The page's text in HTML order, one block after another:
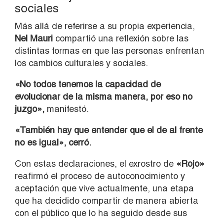
sociales
Más allá de referirse a su propia experiencia,
Nel Mauri compartió una reflexión sobre las
distintas formas en que las personas enfrentan
los cambios culturales y sociales.
«No todos tenemos la capacidad de
evolucionar de la misma manera, por eso no
juzgo», manifestó.
«También hay que entender que el de al frente
no es igual», cerró.
Con estas declaraciones, el exrostro de «Rojo»
reafirmó el proceso de autoconocimiento y
aceptación que vive actualmente, una etapa
que ha decidido compartir de manera abierta
con el público que lo ha seguido desde sus